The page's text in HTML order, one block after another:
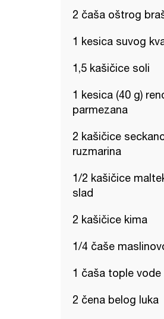
2 čaša oštrog
1 kesica suvog
1,5 kašičice soli
1 kesica (40 g)
parmezana
2 kašičice
ruzmarina
1/2 kašičice
slad
2 kašičice kima
1/4 čaše
1 čaša tople vode
2 čena belog luka